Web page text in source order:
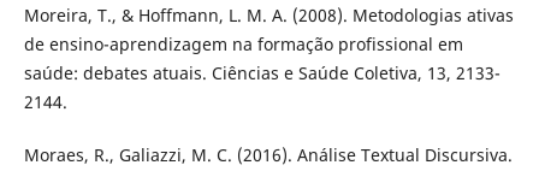
Moreira, T., & Hoffmann, L. M. A. (2008). Metodologias ativas
de ensino-aprendizagem na formação profissional em
saúde: debates atuais. Ciências e Saúde Coletiva, 13, 2133-
2144.
Moraes, R., Galiazzi, M. C. (2016). Análise Textual Discursiva.